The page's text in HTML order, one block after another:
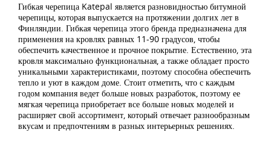
Гибкая черепица Katepal является разновидностью битумной
черепицы, которая выпускается на протяжении долгих лет в
Финляндии. Гибкая черепица этого бренда предназначена для
применения на кровлях равных 11-90 градусов, чтобы
обеспечить качественное и прочное покрытие. Естественно, эта
кровля максимально функциональная, а также обладает просто
уникальными характеристиками, поэтому способна обеспечить
тепло и уют в каждом доме. Стоит отметить, что с каждым
годом компания ведет больше новых разработок, поэтому ее
мягкая черепица приобретает все больше новых моделей и
расширяет свой ассортимент, который отвечает разнообразным
вкусам и предпочтениям в разных интерьерных решениях.